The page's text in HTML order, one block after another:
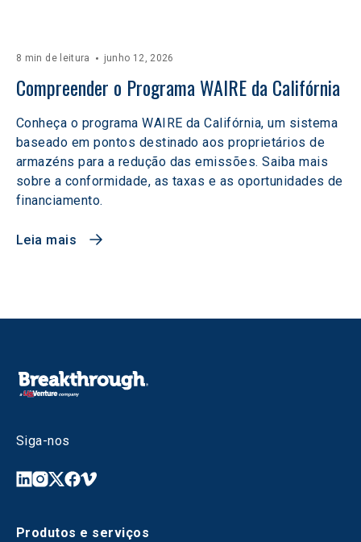
8 min de leitura junho 12, 2026
Compreender o Programa WAIRE da Califórnia
Conheça o programa WAIRE da Califórnia, um sistema
baseado em pontos destinado aos proprietários de
armazéns para a redução das emissões. Saiba mais
sobre a conformidade, as taxas e as oportunidades de
financiamento.
Leia mais
Siga-nos
Produtos e serviços